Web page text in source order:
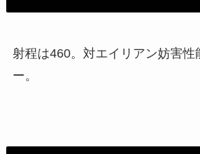
射程は460。対エイリアン妨害性
ー。